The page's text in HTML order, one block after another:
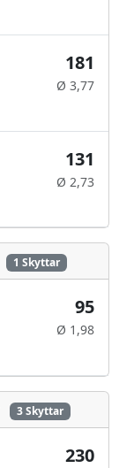
181
Ø 3,77
131
Ø 2,73
1 Skyttar
95
Ø 1,98
3 Skyttar
230